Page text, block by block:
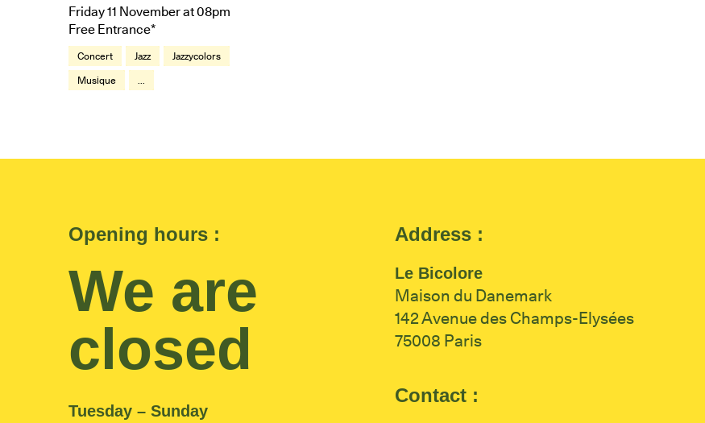
Friday 11 November at 08pm
Free Entrance*
Concert Jazz
Jazzycolors
Musique
...
Opening hours :
We are
closed
Tuesday – Sunday
Address :
Le Bicolore
Maison du Danemark
142 Avenue des Champs-Elysées
75008 Paris
Contact :